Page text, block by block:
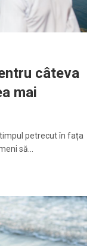
câteva
mai
petrecut în fața
să…